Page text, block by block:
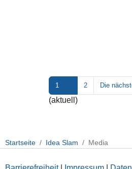
1
(aktuell)
2 Die
Startseite Idea Slam Media